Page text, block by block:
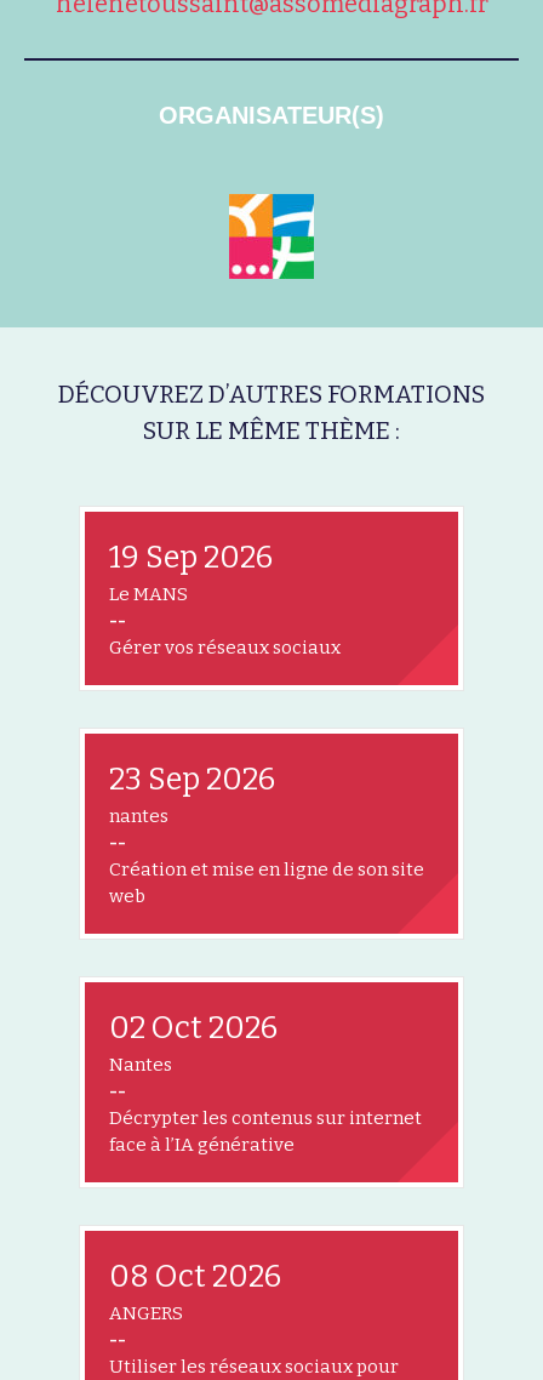
ORGANISATEUR(S)
DÉCOUVREZ D’AUTRES FORMATIONS
SUR LE MÊME THÈME :
19 Sep 2026
Le MANS
--
Gérer vos réseaux sociaux
23 Sep 2026
nantes
--
Création et mise en ligne de son site
web
02 Oct 2026
Nantes
--
Décrypter les contenus sur internet
face à l’IA générative
08 Oct 2026
ANGERS
--
Utiliser les réseaux sociaux pour